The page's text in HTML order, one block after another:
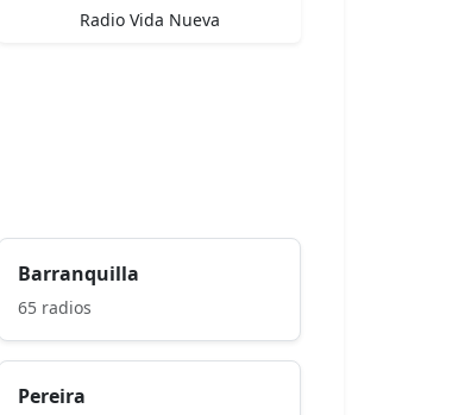
Radio Vida Nueva
Barranquilla
65 radios
Pereira